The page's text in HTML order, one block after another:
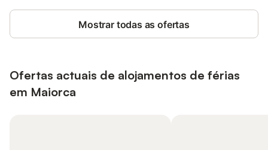
Mostrar todas as ofertas
Ofertas actuais de alojamentos de férias
em Maiorca